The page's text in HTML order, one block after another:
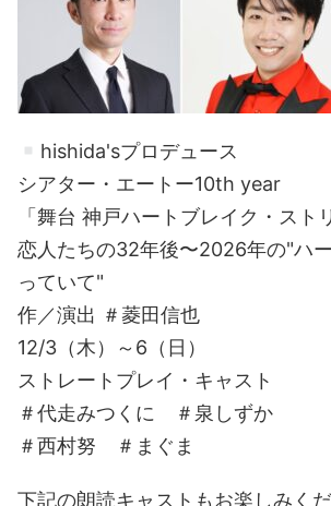
hishida'sプロデュース
シアター・エートー10th year
「舞台 神戸ハートブレイク・スト
恋人たちの32年後〜2026年の"ハ
っていて"
作／演出 ＃菱田信也
12/3（木）～6（日）
ストレートプレイ・キャスト
＃代走みつくに ＃泉しずか
＃西村努 ＃まぐま
下記の朗読キャストもお楽しみくだ